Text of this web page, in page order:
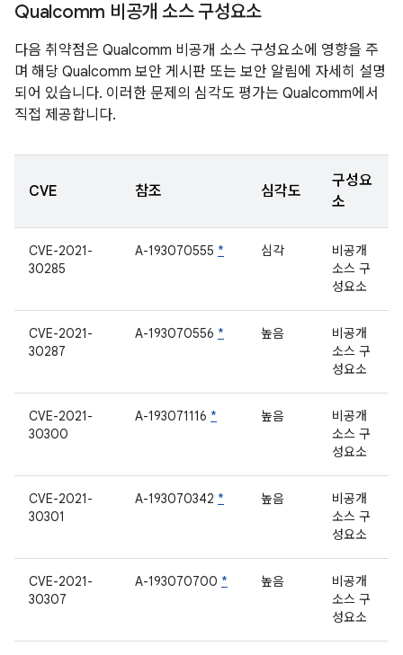
Qualcomm 비공개 소스 구성요소
다음 취약점은 Qualcomm 비공개 소스 구성요소에 영향을 주
며 해당 Qualcomm 보안 게시판 또는 보안 알림에 자세히 설명
되어 있습니다. 이러한 문제의 심각도 평가는 Qualcomm에서
직접 제공합니다.
CVE 참조 심각도
구성요
소
CVE-2021-
30285
A-193070555 * 심각
비공개
소스 구
성요소
CVE-2021-
30287
A-193070556 * 높음
비공개
소스 구
성요소
CVE-2021-
30300
A-193071116 * 높음
비공개
소스 구
성요소
CVE-2021-
30301
A-193070342 * 높음
비공개
소스 구
성요소
CVE-2021-
30307
A-193070700 * 높음
비공개
소스 구
성요소